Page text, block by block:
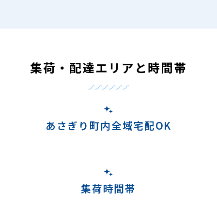
集荷・配達エリアと時間帯
あさぎり町内全域宅配OK
集荷時間帯